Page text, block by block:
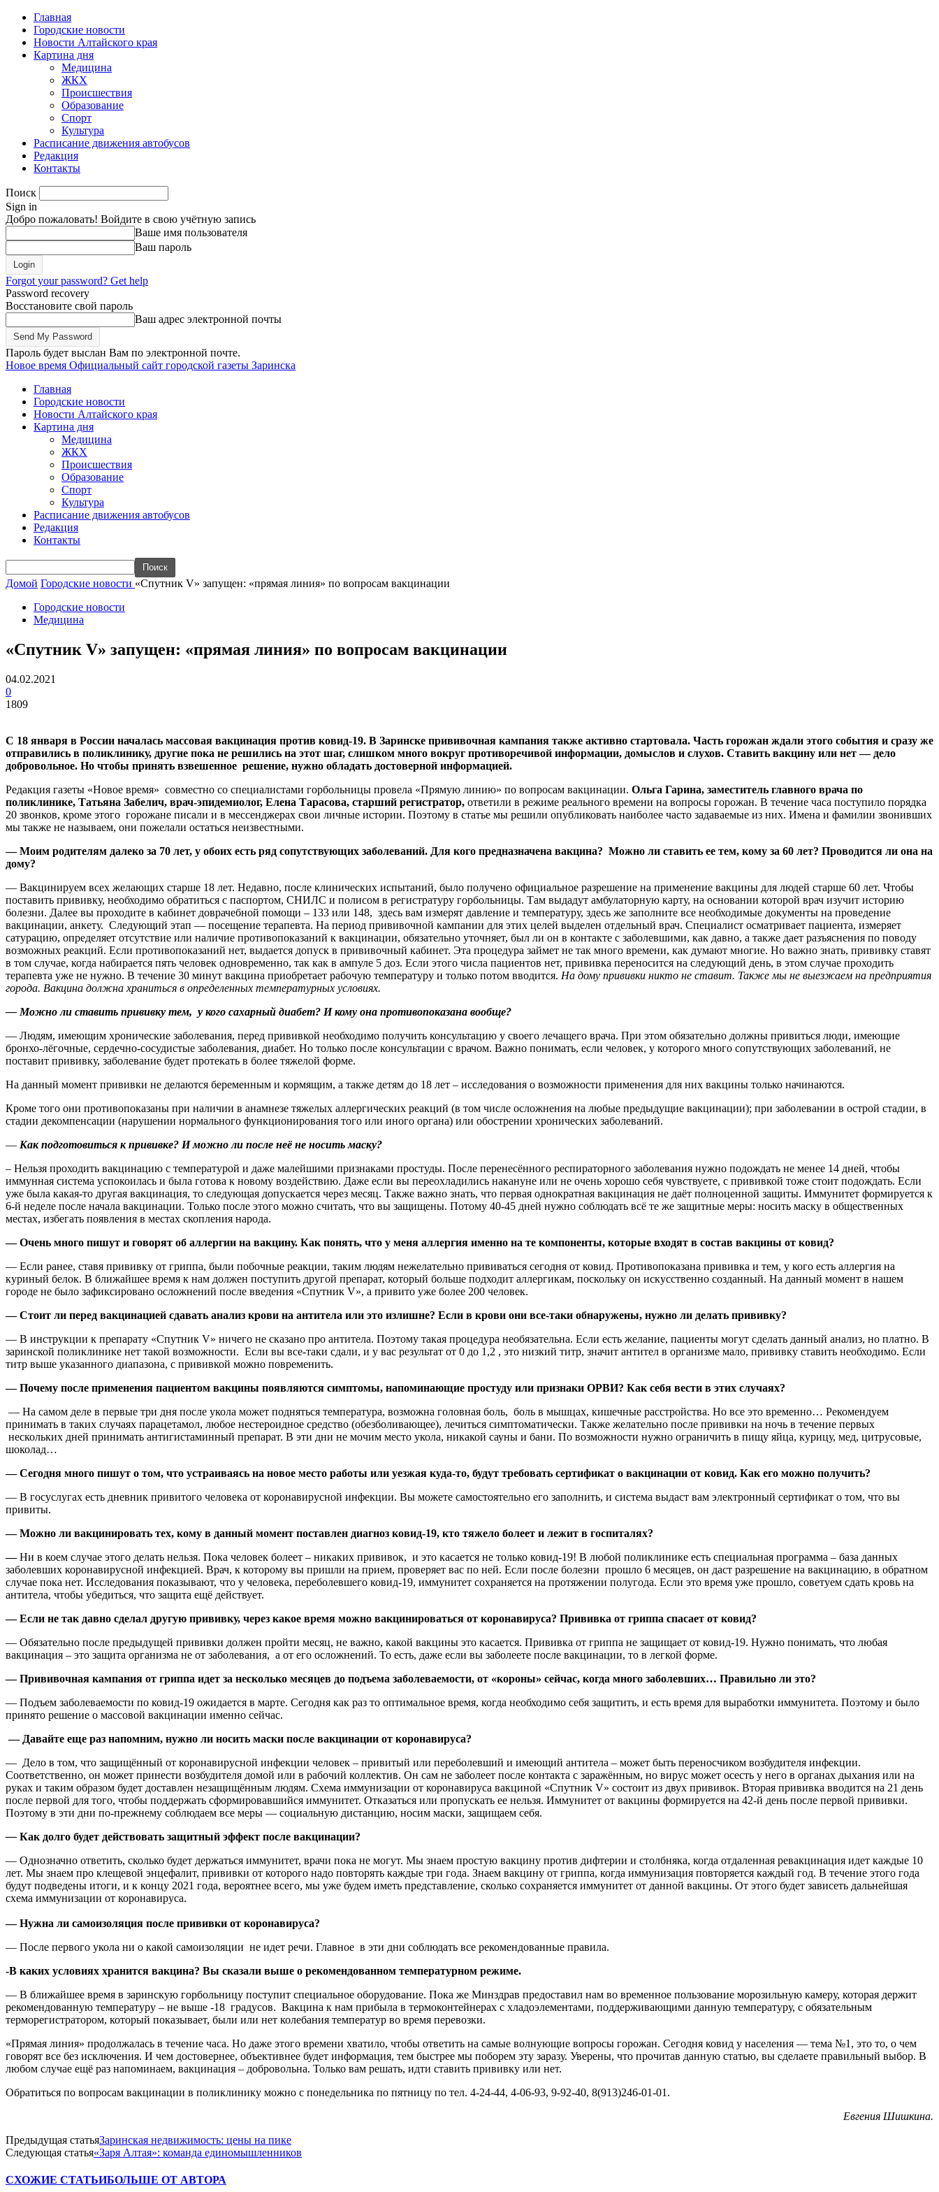
Главная
Городские новости
Новости Алтайского края
Картина дня
Медицина
ЖКХ
Происшествия
Образование
Спорт
Культура
Расписание движения автобусов
Редакция
Контакты
Поиск
Sign in
Добро пожаловать! Войдите в свою учётную запись
Ваше имя пользователя
Ваш пароль
Forgot your password? Get help
Password recovery
Восстановите свой пароль
Ваш адрес электронной почты
Пароль будет выслан Вам по электронной почте.
Новое время Официальный сайт городской газеты Заринска
Главная
Городские новости
Новости Алтайского края
Картина дня
Медицина
ЖКХ
Происшествия
Образование
Спорт
Культура
Расписание движения автобусов
Редакция
Контакты
Домой Городские новости «Спутник V» запущен: «прямая линия» по вопросам вакцинации
Городские новости
Медицина
«Спутник V» запущен: «прямая линия» по вопросам вакцинации
04.02.2021
0
1809
С 18 января в России началась массовая вакцинация против ковид-19. В Заринске прививочная кампания также активно стартовала. Часть горожан ждали этого события и сразу же
отправились в поликлинику, другие пока не решились на этот шаг, слишком много вокруг противоречивой информации, домыслов и слухов. Ставить вакцину или нет — дело
добровольное. Но чтобы принять взвешенное решение, нужно обладать достоверной информацией.
Редакция газеты «Новое время» совместно со специалистами горбольницы провела «Прямую линию» по вопросам вакцинации. Ольга Гарина, заместитель главного врача по
поликлинике, Татьяна Забелич, врач-эпидемиолог, Елена Тарасова, старший регистратор, ответили в режиме реального времени на вопросы горожан. В течение часа поступило порядка
20 звонков, кроме этого горожане писали и в мессенджерах свои личные истории. Поэтому в статье мы решили опубликовать наиболее часто задаваемые из них. Имена и фамилии звонивших
мы также не называем, они пожелали остаться неизвестными.
— Моим родителям далеко за 70 лет, у обоих есть ряд сопутствующих заболеваний. Для кого предназначена вакцина? Можно ли ставить ее тем, кому за 60 лет? Проводится ли она на
дому?
— Вакцинируем всех желающих старше 18 лет. Недавно, после клинических испытаний, было получено официальное разрешение на применение вакцины для людей старше 60 лет. Чтобы
поставить прививку, необходимо обратиться с паспортом, СНИЛС и полисом в регистратуру горбольницы. Там выдадут амбулаторную карту, на основании которой врач изучит историю
болезни. Далее вы проходите в кабинет доврачебной помощи – 133 или 148, здесь вам измерят давление и температуру, здесь же заполните все необходимые документы на проведение
вакцинации, анкету. Следующий этап — посещение терапевта. На период прививочной кампании для этих целей выделен отдельный врач. Специалист осматривает пациента, измеряет
сатурацию, определяет отсутствие или наличие противопоказаний к вакцинации, обязательно уточняет, был ли он в контакте с заболевшими, как давно, а также дает разъяснения по поводу
возможных реакций. Если противопоказаний нет, выдается допуск в прививочный кабинет. Эта процедура займет не так много времени, как думают многие. Но важно знать, прививку ставят
в том случае, когда набирается пять человек одновременно, так как в ампуле 5 доз. Если этого числа пациентов нет, прививка переносится на следующий день, в этом случае проходить
терапевта уже не нужно. В течение 30 минут вакцина приобретает рабочую температуру и только потом вводится. На дому прививки никто не ставит. Также мы не выезжаем на предприятия
города. Вакцина должна храниться в определенных температурных условиях.
— Можно ли ставить прививку тем, у кого сахарный диабет? И кому она противопоказана вообще?
— Людям, имеющим хронические заболевания, перед прививкой необходимо получить консультацию у своего лечащего врача. При этом обязательно должны привиться люди, имеющие
бронхо-лёгочные, сердечно-сосудистые заболевания, диабет. Но только после консультации с врачом. Важно понимать, если человек, у которого много сопутствующих заболеваний, не
поставит прививку, заболевание будет протекать в более тяжелой форме.
На данный момент прививки не делаются беременным и кормящим, а также детям до 18 лет – исследования о возможности применения для них вакцины только начинаются.
Кроме того они противопоказаны при наличии в анамнезе тяжелых аллергических реакций (в том числе осложнения на любые предыдущие вакцинации); при заболевании в острой стадии, в
стадии декомпенсации (нарушении нормального функционирования того или иного органа) или обострении хронических заболеваний.
— Как подготовиться к прививке? И можно ли после неё не носить маску?
– Нель­зя проходить вакцинацию с температурой и даже малейшими признаками простуды. После перенесённого респираторного заболевания нужно подождать не менее 14 дней, чтобы
иммунная система успокоилась и была готова к новому воздействию. Даже если вы переохладились накануне или не очень хорошо себя чувствуете, с прививкой тоже стоит подождать. Если
уже была какая-то другая вакцинация, то следующая допускается через месяц. Также важно знать, что первая однократная вакцинация не даёт полноценной защиты. Иммунитет формируется к
6-й неделе после начала вакцинации. Только после этого можно считать, что вы защищены. Потому 40-45 дней нужно соблюдать всё те же защитные меры: носить маску в общественных
местах, избегать появления в местах скопления народа.
— Очень много пишут и говорят об аллергии на вакцину. Как понять, что у меня аллергия именно на те компоненты, которые входят в состав вакцины от ковид?
— Если ранее, ставя прививку от гриппа, были побочные реакции, таким людям нежелательно прививаться сегодня от ковид. Противопоказана прививка и тем, у кого есть аллергия на
куриный белок. В ближайшее время к нам должен поступить другой препарат, который больше подходит аллергикам, поскольку он искусственно созданный. На данный момент в нашем
городе не было зафиксировано осложнений после введения «Спутник V», а привито уже более 200 человек.
—Стоит ли перед вакцинацией сдавать анализ крови на антитела или это излишне? Если в крови они все-таки обнаружены, нужно ли делать прививку?
— В инструкции к препарату «Спутник V» ничего не сказано про антитела. Поэтому такая процедура необязательна. Если есть желание, пациенты могут сделать данный анализ, но платно. В
заринской поликлинике нет такой возможности. Если вы все-таки сдали, и у вас результат от 0 до 1,2 , это низкий титр, значит антител в организме мало, прививку ставить необходимо. Если
титр выше указанного диапазона, с прививкой можно повременить.
— Почему после применения пациентом вакцины появляются симптомы, напоминающие простуду или признаки ОРВИ? Как себя вести в этих случаях?
— На самом деле в первые три дня после укола может подняться температура, возможна головная боль, боль в мышцах, кишечные расстройства. Но все это временно… Рекомендуем
принимать в таких случаях парацетамол, любое нестероидное средство (обезболивающее), лечиться симптоматически. Также желательно после прививки на ночь в течение первых
нескольких дней принимать антигистаминный препарат. В эти дни не мочим место укола, никакой сауны и бани. По возможности нужно ограничить в пищу яйца, курицу, мед, цитрусовые,
шоколад…
— Сегодня много пишут о том, что устраиваясь на новое место работы или уезжая куда-то, будут требовать сертификат о вакцинации от ковид. Как его можно получить?
— В госуслугах есть дневник привитого человека от коронавирусной инфекции. Вы можете самостоятельно его заполнить, и система выдаст вам электронный сертификат о том, что вы
привиты.
— Можно ли вакцинировать тех, кому в данный момент поставлен диагноз ковид-19, кто тяжело болеет и лежит в госпиталях?
—Ни в коем случае этого делать нельзя. Пока человек болеет – никаких прививок, и это касается не только ковид-19! В любой поликлинике есть специальная программа – база данных
заболевших коронавирусной инфекцией. Врач, к которому вы пришли на прием, проверяет вас по ней. Если после болезни прошло 6 месяцев, он даст разрешение на вакцинацию, в обратном
случае пока нет. Исследования показывают, что у человека, переболевшего ковид-19, иммунитет сохраняется на протяжении полугода. Если это время уже прошло, советуем сдать кровь на
антитела, чтобы убедиться, что защита ещё действует.
— Если не так давно сделал другую прививку, через какое время можно вакцинироваться от коронавируса? Прививка от гриппа спасает от ковид?
— Обязательно после предыдущей прививки должен пройти месяц, не важно, какой вакцины это касается. Прививка от гриппа не защищает от ковид-19. Нужно понимать, что любая
вакцинация – это защита организма не от заболевания, а от его осложнений. То есть, даже если вы заболеете после вакцинации, то в легкой форме.
— Прививочная кампания от гриппа идет за несколько месяцев до подъема заболеваемости, от «короны» сейчас, когда много заболевших… Правильно ли это?
— Подъем заболеваемости по ковид-19 ожидается в марте. Сегодня как раз то оптимальное время, когда необходимо себя защитить, и есть время для выработки иммунитета. Поэтому и было
принято решение о массовой вакцинации именно сейчас.
— Давайте еще раз напомним, нужно ли носить маски после вакцинации от коронавируса?
— Дело в том, что защищённый от коронавирусной инфекции человек – привитый или переболевший и имеющий антитела – может быть переносчиком возбудителя инфекции.
Соответственно, он может принести возбудителя домой или в рабочий коллектив. Он сам не заболеет после контакта с заражённым, но вирус может осесть у него в органах дыхания или на
руках и таким образом будет доставлен незащищённым людям. Схема иммунизации от коронавируса вакциной «Спутник V» состоит из двух прививок. Вторая прививка вводится на 21 день
после первой для того, чтобы поддержать сформировавшийся иммунитет. Отказаться или пропускать ее нельзя. Иммунитет от вакцины формируется на 42-й день после первой прививки.
Поэтому в эти дни по-прежнему соблюдаем все меры — социальную дистанцию, носим маски, защищаем себя.
— Как долго будет действовать защитный эффект после вакцинации?
— Однозначно ответить, сколько будет держаться иммунитет, врачи пока не могут. Мы знаем простую вакцину против дифтерии и столбняка, когда отдаленная ревакцинация идет каждые 10
лет. Мы знаем про клещевой энцефалит, прививки от которого надо повторять каждые три года. Знаем вакцину от гриппа, когда иммунизация повторяется каждый год. В течение этого года
будут подведены итоги, и к концу 2021 года, вероятнее всего, мы уже будем иметь представление, сколько сохраняется иммунитет от данной вакцины. От этого будет зависеть дальнейшая
схема иммунизации от коронавируса.
— Нужна ли самоизоляция после прививки от коронавируса?
— После первого укола ни о какой самоизоляции не идет речи. Главное в эти дни соблюдать все рекомендованные правила.
-В каких условиях хранится вакцина? Вы сказали выше о рекомендованном температурном режиме.
— В ближайшее время в заринскую горбольницу поступит специальное оборудование. Пока же Минздрав предоставил нам во временное пользование морозильную камеру, которая держит
рекомендованную температуру – не выше -18 градусов. Вакцина к нам прибыла в термоконтейнерах с хладоэлементами, поддерживающими данную температуру, с обязательным
терморегистратором, который показывает, были или нет колебания температур во время перевозки.
«Прямая линия» продолжалась в течение часа. Но даже этого времени хватило, чтобы ответить на самые волнующие вопросы горожан. Сегодня ковид у населения — тема №1, это то, о чем
говорят все без исключения. И чем достовернее, объективнее будет информация, тем быстрее мы поборем эту заразу. Уверены, что прочитав данную статью, вы сделаете правильный выбор. В
любом случае ещё раз напоминаем, вакцинация – добровольна. Только вам решать, идти ставить прививку или нет.
Обратиться по вопросам вакцинации в поликлинику можно с понедельника по пятницу по тел. 4-24-44, 4-06-93, 9-92-40, 8(913)246-01-01.
Евгения Шишкина.
Предыдущая статьяЗаринская недвижимость: цены на пике
Следующая статья«Заря Алтая»: команда единомышленников
СХОЖИЕ СТАТЬИБОЛЬШЕ ОТ АВТОРА